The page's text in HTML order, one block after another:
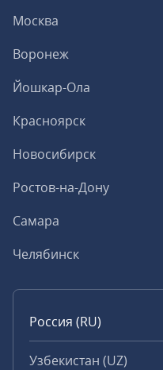
Москва
Воронеж
Йошкар-Ола
Красноярск
Новосибирск
Ростов-на-Дону
Самара
Челябинск
Россия (RU)
Узбекистан (UZ)